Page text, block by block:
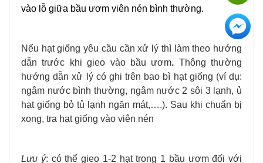
vào lỗ giữa bầu ươm viên nén bình thường.
Nếu hạt giống yêu cầu cần xử lý thì làm theo hướng
dẫn trước khi gieo vào bầu ươm. Thông thường
hướng dẫn xử lý có ghi trên bao bì hạt giống (ví dụ:
ngâm nước bình thường, ngâm nước 2 sôi 3 lạnh, ủ
hạt giống bỏ tủ lạnh ngăn mát,….). Sau khi chuẩn bị
xong, tra hạt giống vào viên nén
Lưu ý: có thể gieo 1-2 hạt trong 1 bầu ươm đối với